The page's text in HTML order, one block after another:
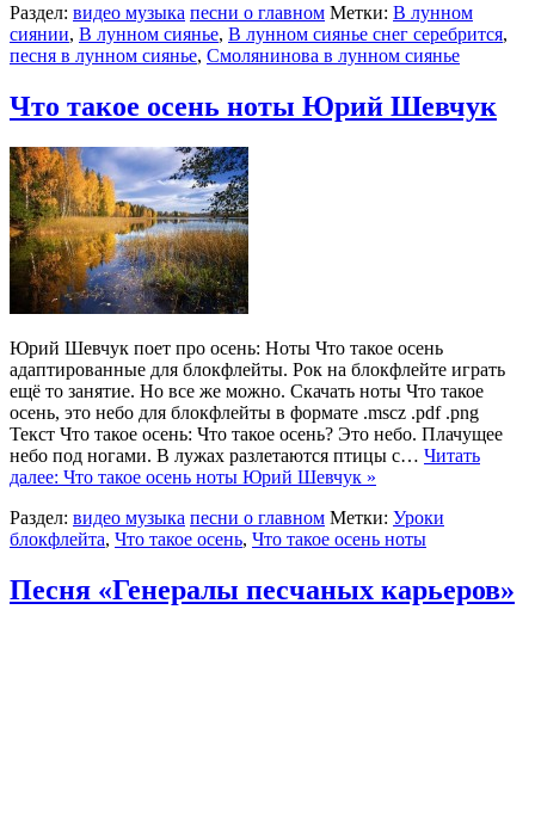
Раздел: видео музыка песни о главном Метки: В лунном
сиянии, В лунном сиянье, В лунном сиянье снег серебрится,
песня в лунном сиянье, Смолянинова в лунном сиянье
Что такое осень ноты Юрий Шевчук
Юрий Шевчук поет про осень: Ноты Что такое осень
адаптированные для блокфлейты. Рок на блокфлейте играть
ещё то занятие. Но все же можно. Скачать ноты Что такое
осень, это небо для блокфлейты в формате .mscz .pdf .png
Текст Что такое осень: Что такое осень? Это небо. Плачущее
небо под ногами. В лужах разлетаются птицы с… Читать
далее: Что такое осень ноты Юрий Шевчук »
Раздел: видео музыка песни о главном Метки: Уроки
блокфлейта, Что такое осень, Что такое осень ноты
Песня «Генералы песчаных карьеров»